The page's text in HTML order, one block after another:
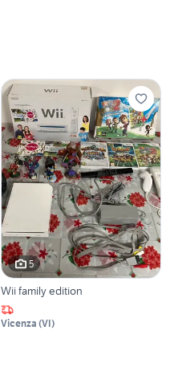
5
Wii family edition
Vicenza (VI)